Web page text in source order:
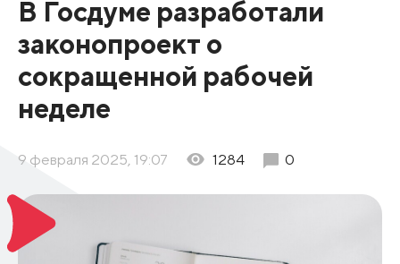
В Госдуме разработали
законопроект о
сокращенной рабочей
неделе
9 февраля 2025, 19:07 1284 0